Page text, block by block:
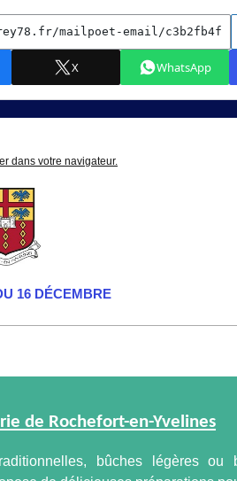
dans votre navigateur.
16 DÉCEMBRE
de Rochefort-en-Yvelines
bûches légères ou